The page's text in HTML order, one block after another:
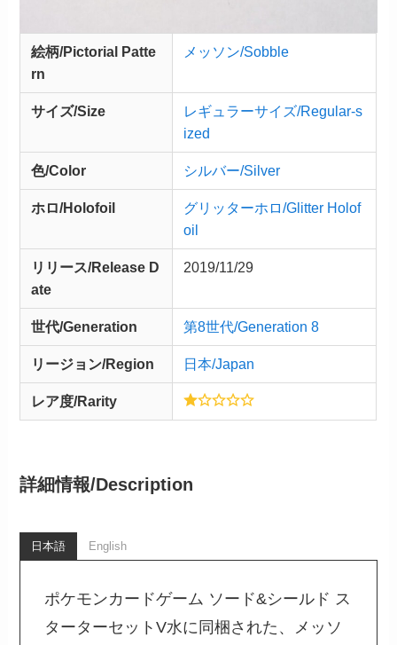
絵柄/Pictorial Patte
rn
メッソン/Sobble
サイズ/Size
レギュラーサイズ/Regular-s
ized
色/Color シルバー/Silver
ホロ/Holofoil
グリッターホロ/Glitter Holof
oil
リリース/Release D
ate
2019/11/29
世代/Generation 第8世代/Generation 8
リージョン/Region 日本/Japan
レア度/Rarity
詳細情報/Description
日本語 English
ポケモンカードゲーム ソード&シールド ス
ターターセットV水に同梱された、メッソ